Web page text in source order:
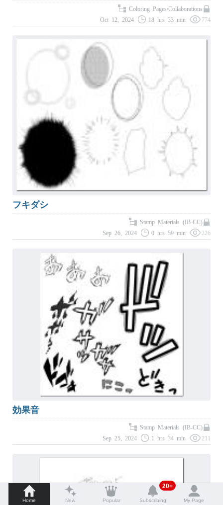
Coloring Pages/Collaborations
Oct 12, 2024
18 hrs 33 min 774
フキダシ
Stamp Materials (IB-CC)
Sep 26, 2024
0 hrs 59 min 226
効果音
Stamp Materials (IB-CC)
Sep 25, 2024
1 hrs 34 min 211
Home New Popular Subscribing
20+
My Page